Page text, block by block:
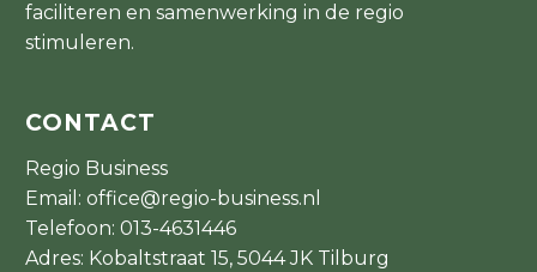
faciliteren en samenwerking in de regio
stimuleren.
CONTACT
Regio Business
Email: office@regio-business.nl
Telefoon: 013-4631446
Adres: Kobaltstraat 15, 5044 JK Tilburg